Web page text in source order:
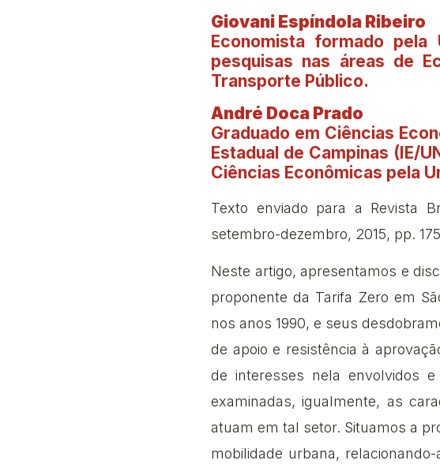
Giovani Espíndola Ribeiro
Economista formado pela
pesquisas nas áreas de
Transporte Público.
André Doca Prado
Graduado em Ciências
Estadual de Campinas (IE/
Ciências Econômicas pela
Texto enviado para a Revista
setembro-dezembro, 2015, pp.
Neste artigo, apresentamos e
proponente da Tarifa Zero em
nos anos 1990, e seus
de apoio e resistência à
de interesses nela envolvidos
examinadas, igualmente, as
atuam em tal setor. Situamos a
mobilidade urbana,